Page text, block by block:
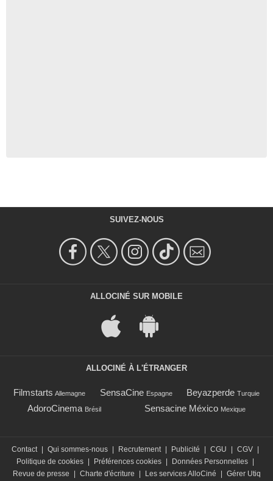
SUIVEZ-NOUS
ALLOCINÉ SUR MOBILE
ALLOCINÉ À L'ÉTRANGER
Filmstarts Allemagne SensaCine Espagne Beyazperde Turquie
AdoroCinema Brésil Sensacine México Mexique
Contact | Qui sommes-nous | Recrutement | Publicité | CGU | CGV |
Politique de cookies | Préférences cookies | Données Personnelles |
Revue de presse
| Charte d'écriture | Les services AlloCiné | Gérer Utiq